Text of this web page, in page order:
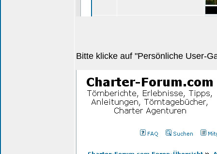
Bitte klicke auf "Persönliche User-